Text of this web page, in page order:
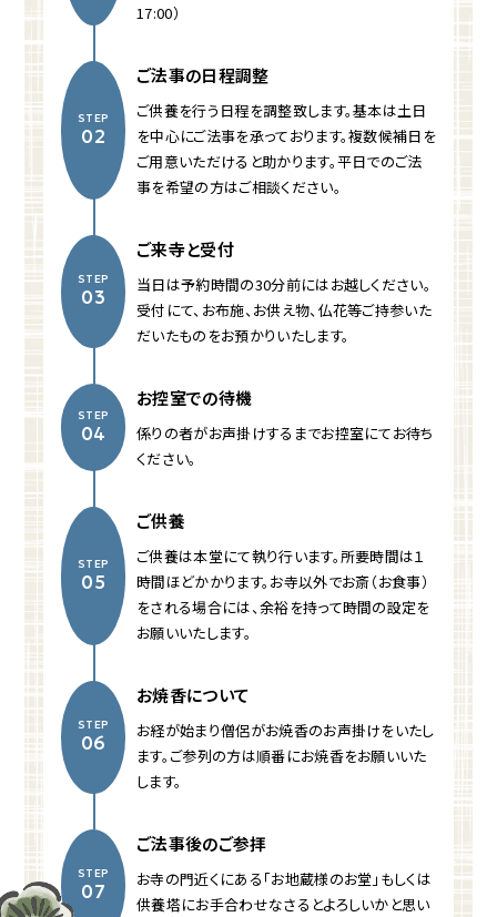
17:00）
STEP
02
ご法事の日程調整
ご供養を行う日程を調整致します。基本は土日
を中心にご法事を承っております。複数候補日を
ご用意いただけると助かります。平日でのご法
事を希望の方はご相談ください。
STEP
03
ご来寺と受付
当日は予約時間の30分前にはお越しください。
受付にて、お布施、お供え物、仏花等ご持参いた
だいたものをお預かりいたします。
STEP
04
お控室での待機
係りの者がお声掛けするまでお控室にてお待ち
ください。
STEP
05
ご供養
ご供養は本堂にて執り行います。所要時間は１
時間ほどかかります。お寺以外でお斎（お食事）
をされる場合には、余裕を持って時間の設定を
お願いいたします。
STEP
06
お焼香について
お経が始まり僧侶がお焼香のお声掛けをいたし
ます。ご参列の方は順番にお焼香をお願いいた
します。
STEP
07
ご法事後のご参拝
お寺の門近くにある「お地蔵様のお堂」もしくは
供養塔にお手合わせなさるとよろしいかと思い